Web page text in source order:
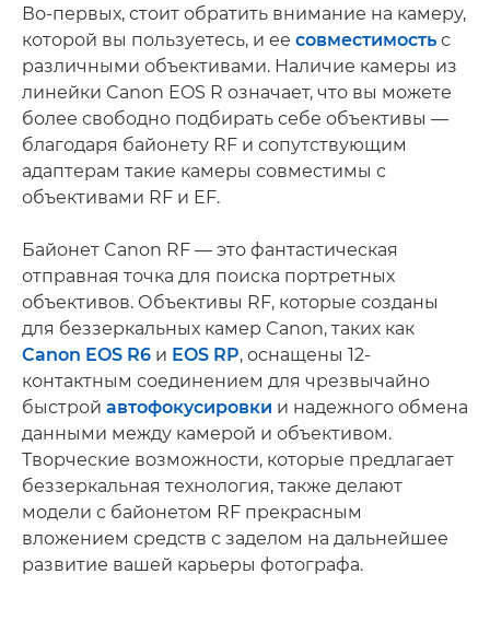
Во-первых, стоит обратить внимание на камеру,
которой вы пользуетесь, и ее совместимость с
различными объективами. Наличие камеры из
линейки Canon EOS R означает, что вы можете
более свободно подбирать себе объективы —
благодаря байонету RF и сопутствующим
адаптерам такие камеры совместимы с
объективами RF и EF.
Байонет Canon RF — это фантастическая
отправная точка для поиска портретных
объективов. Объективы RF, которые созданы
для беззеркальных камер Canon, таких как
Canon EOS R6 и EOS RP, оснащены 12-
контактным соединением для чрезвычайно
быстрой автофокусировки и надежного обмена
данными между камерой и объективом.
Творческие возможности, которые предлагает
беззеркальная технология, также делают
модели с байонетом RF прекрасным
вложением средств с заделом на дальнейшее
развитие вашей карьеры фотографа.